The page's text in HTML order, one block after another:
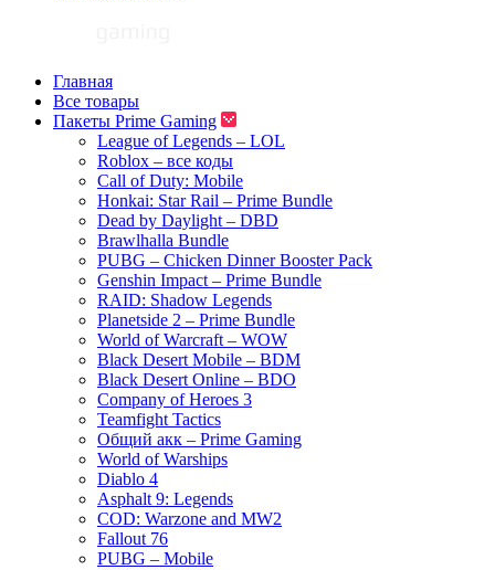
Главная
Все товары
Пакеты Prime Gaming
League of Legends – LOL
Roblox – все коды
Call of Duty: Mobile
Honkai: Star Rail – Prime Bundle
Dead by Daylight – DBD
Brawlhalla Bundle
PUBG – Chicken Dinner Booster Pack
Genshin Impact – Prime Bundle
RAID: Shadow Legends
Planetside 2 – Prime Bundle
World of Warcraft – WOW
Black Desert Mobile – BDM
Black Desert Online – BDO
Company of Heroes 3
Teamfight Tactics
Общий акк – Prime Gaming
World of Warships
Diablo 4
Asphalt 9: Legends
COD: Warzone and MW2
Fallout 76
PUBG – Mobile